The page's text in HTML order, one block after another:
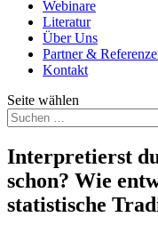
Webinare
Literatur
Über Uns
Partner &
Kontakt
Seite wählen
Interpretierst
schon? Wie
statistische